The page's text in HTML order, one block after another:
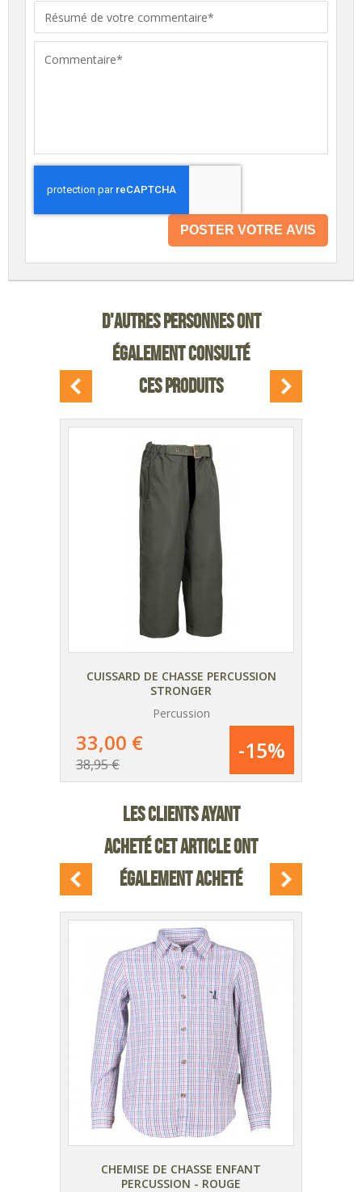
POSTER VOTRE AVIS
D'AUTRES PERSONNES ONT
ÉGALEMENT CONSULTÉ
CES PRODUITS
AJOUTER
DU PRODUIT
CUISSARD DE CHASSE PERCUSSION
STRONGER
Percussion
33,00 €
38,95 €
-15%
LES CLIENTS AYANT
ACHETÉ CET ARTICLE ONT
ÉGALEMENT ACHETÉ
CHEMISE DE CHASSE ENFANT
PERCUSSION - ROUGE